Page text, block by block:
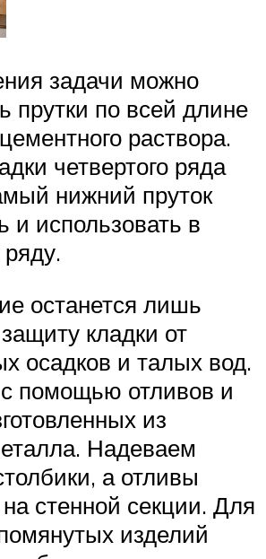
задачи можно
прутки по всей длине
раствора.
четвертого ряда
нижний пруток
и использовать в
останется лишь
кладки от
осадков и талых вод.
помощью отливов и
из
Надеваем
а отливы
стенной секции. Для
изделий